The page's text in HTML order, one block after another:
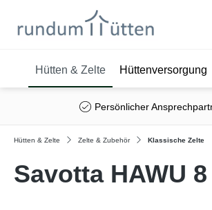
Zur Hauptnavigation springen
Hütten & Zelte Hüttenversorgung
Persönlicher
Hütten & Zelte Zelte & Zubehör Klassische Zelte
Savotta HAWU